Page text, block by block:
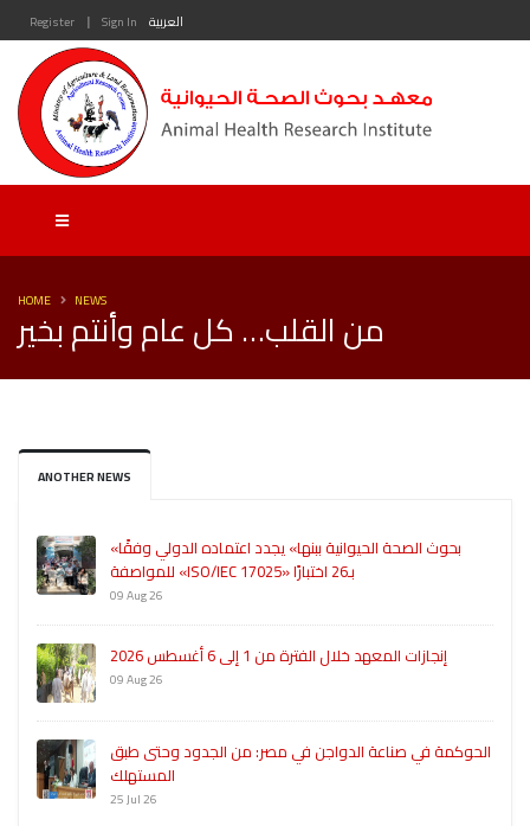
Register | Sign In العربية
من القلب… كل عام وأنتم بخير
HOME NEWS
ANOTHER NEWS
«بحوث الصحة الحيوانية ببنها» يجدد اعتماده الدولي وفقًا
للمواصفة «ISO/IEC 17025» بـ26 اختبارًا
09 Aug 26
إنجازات المعهد خلال الفترة من 1 إلى 6 أغسطس 2026
09 Aug 26
الحوكمة في صناعة الدواجن في مصر: من الجدود وحتى طبق
المستهلك
25 Jul 26